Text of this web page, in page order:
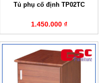
Tủ phụ cố định TP02TC
1.450.000 ₫